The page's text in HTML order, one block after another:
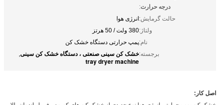
درجه حرارت:
حالت گرمایش:انرژی هوا
ولتاژ:380 ولت / 50 هرتز
نام:پمپ حرارتی دستگاه خشک کن
برجسته:خشک کن سینی صنعتی ، دستگاه خشک کن سینی,
tray dryer machine
اصل کار: